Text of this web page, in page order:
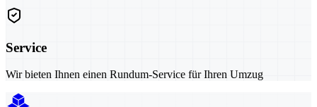
Service
Wir bieten Ihnen einen Rundum-Service für Ihren Umzug